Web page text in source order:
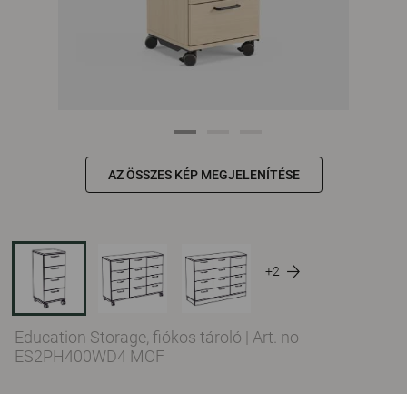
AZ ÖSSZES KÉP MEGJELENÍTÉSE
+2
Education Storage, fiókos tároló | Art. no
ES2PH400WD4 MOF